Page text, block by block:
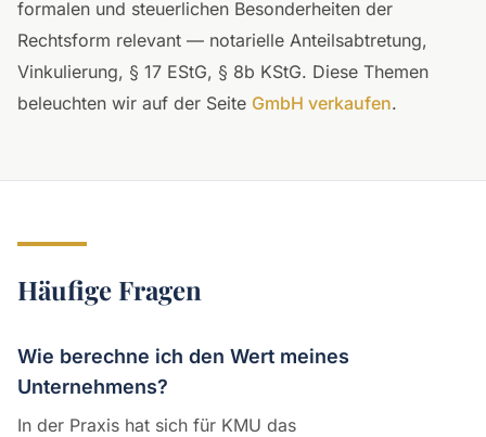
formalen und steuerlichen Besonderheiten der
Rechtsform relevant — notarielle Anteilsabtretung,
Vinkulierung, § 17 EStG, § 8b KStG. Diese Themen
beleuchten wir auf der Seite GmbH verkaufen.
Häufige Fragen
Wie berechne ich den Wert meines
Unternehmens?
In der Praxis hat sich für KMU das